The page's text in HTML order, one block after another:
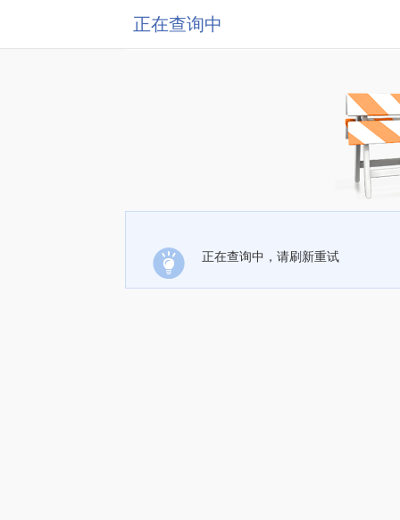
正在查询中
正在查询中，请刷新重试